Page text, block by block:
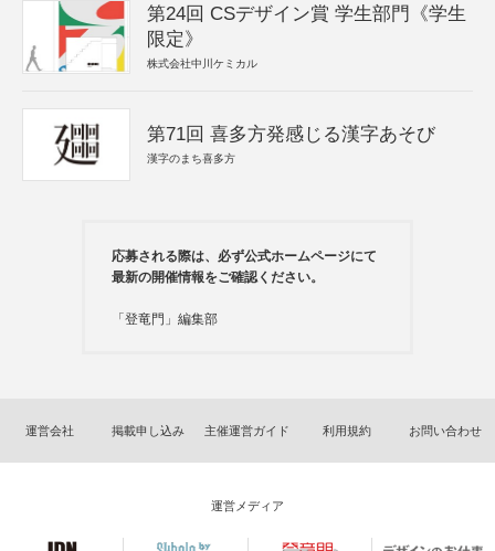
第24回 CSデザイン賞 学生部門《学生
限定》
株式会社中川ケミカル
第71回 喜多方発感じる漢字あそび
漢字のまち喜多方
応募される際は、必ず公式ホームページにて
最新の開催情報をご確認ください。
「登竜門」編集部
運営会社 掲載申し込み 主催運営ガイド 利用規約 お問い合わせ
運営メディア